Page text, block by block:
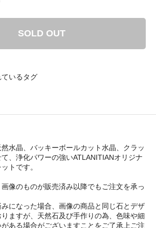
SOLD OUT
いるタグ
水晶、バッキーボールカット水晶、クラッ
、浄化パワーの強いATLANITIANオリジナ
トです。
像のものが販売済み以降でもご注文を承っ
になった場合、画像の商品と同じ石とデザ
ますが、天然石及び手作りの為、色味や細
ある場合がございますことをご了承上ご注